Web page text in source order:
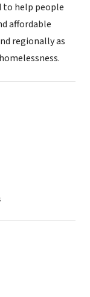
to help people
affordable
regionally as